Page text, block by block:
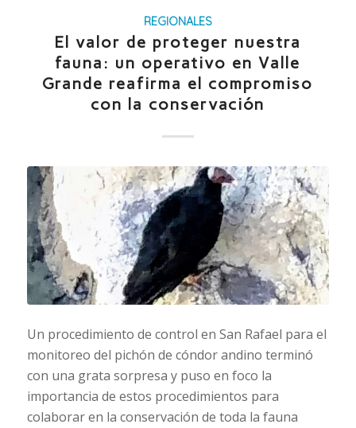
REGIONALES
El valor de proteger nuestra
fauna: un operativo en Valle
Grande reafirma el compromiso
con la conservación
Un procedimiento de control en San Rafael para el
monitoreo del pichón de cóndor andino terminó
con una grata sorpresa y puso en foco la
importancia de estos procedimientos para
colaborar en la conservación de toda la fauna